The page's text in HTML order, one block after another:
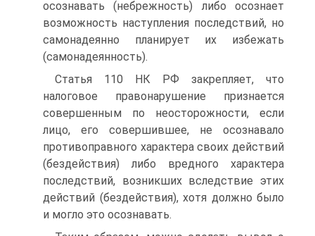
осознавать (небрежность) либо осознает
возможность наступления последствий, но
самонадеянно планирует их избежать
(самонадеянность).
Статья 110 НК РФ закрепляет, что
налоговое правонарушение признается
совершенным по неосторожности, если
лицо, его совершившее, не осознавало
противоправного характера своих действий
(бездействия) либо вредного характера
последствий, возникших вследствие этих
действий (бездействия), хотя должно было
и могло это осознавать.